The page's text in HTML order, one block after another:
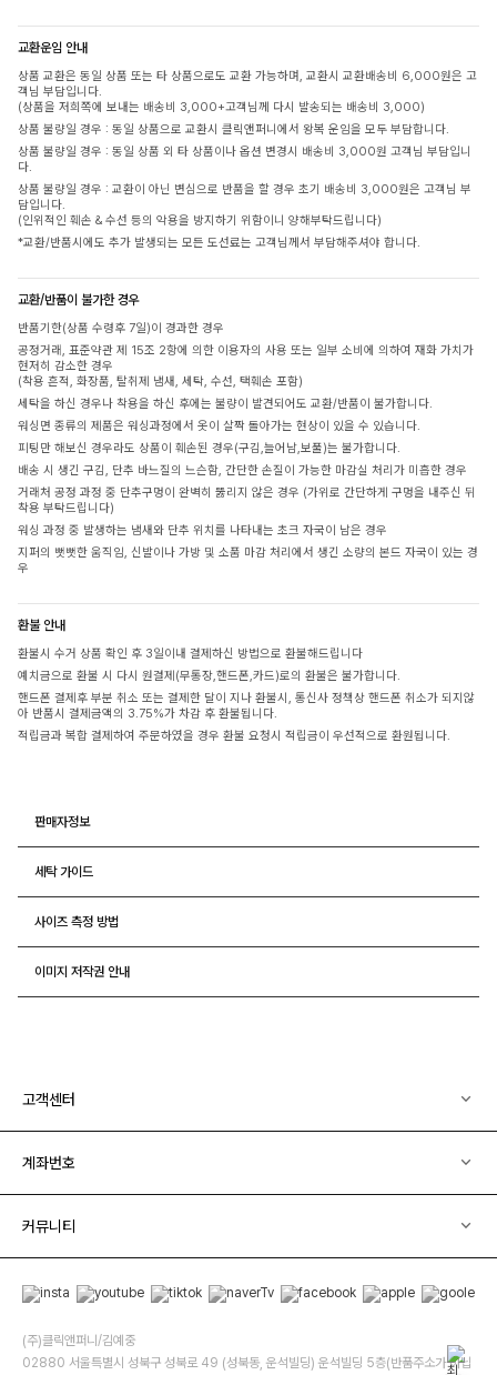
교환운임 안내
상품 교환은 동일 상품 또는 타 상품으로도 교환 가능하며, 교환시 교환배송비 6,000원은 고
객님 부담입니다.
(상품을 저희쪽에 보내는 배송비 3,000+고객님께 다시 발송되는 배송비 3,000)
상품 불량일 경우 : 동일 상품으로 교환시 클릭앤퍼니에서 왕복 운임을 모두 부담합니다.
상품 불량일 경우 : 동일 상품 외 타 상품이나 옵션 변경시 배송비 3,000원 고객님 부담입니
다.
상품 불량일 경우 : 교환이 아닌 변심으로 반품을 할 경우 초기 배송비 3,000원은 고객님 부
담입니다.
(인위적인 훼손 & 수선 등의 악용을 방지하기 위함이니 양해부탁드립니다)
*교환/반품시에도 추가 발생되는 모든 도선료는 고객님께서 부담해주셔야 합니다.
교환/반품이 불가한 경우
반품기한(상품 수령후 7일)이 경과한 경우
공정거래, 표준약관 제 15조 2항에 의한 이용자의 사용 또는 일부 소비에 의하여 재화 가치가
현저히 감소한 경우
(착용 흔적, 화장품, 탈취제 냄새, 세탁, 수선, 택훼손 포함)
세탁을 하신 경우나 착용을 하신 후에는 불량이 발견되어도 교환/반품이 불가합니다.
워싱면 종류의 제품은 워싱과정에서 옷이 살짝 돌아가는 현상이 있을 수 있습니다.
피팅만 해보신 경우라도 상품이 훼손된 경우(구김,늘어남,보풀)는 불가합니다.
배송 시 생긴 구김, 단추 바느질의 느슨함, 간단한 손질이 가능한 마감실 처리가 미흡한 경우
거래처 공정 과정 중 단추구멍이 완벽히 뚫리지 않은 경우 (가위로 간단하게 구멍을 내주신 뒤
착용 부탁드립니다)
워싱 과정 중 발생하는 냄새와 단추 위치를 나타내는 초크 자국이 남은 경우
지퍼의 뻣뻣한 움직임, 신발이나 가방 및 소품 마감 처리에서 생긴 소량의 본드 자국이 있는 경
우
환불 안내
환불시 수거 상품 확인 후 3일이내 결제하신 방법으로 환불해드립니다
예치금으로 환불 시 다시 원결제(무통장,핸드폰,카드)로의 환불은 불가합니다.
핸드폰 결제후 부분 취소 또는 결제한 달이 지나 환불시, 통신사 정책상 핸드폰 취소가 되지않
아 반품시 결제금액의 3.75%가 차감 후 환불됩니다.
적립금과 복합 결제하여 주문하였을 경우 환불 요청시 적립금이 우선적으로 환원됩니다.
판매자정보
세탁 가이드
사이즈 측정 방법
이미지 저작권 안내
고객센터
계좌번호
커뮤니티
(주)클릭앤퍼니/김예중
02880 서울특별시 성북구 성북로 49 (성북동, 운석빌딩) 운석빌딩 5층(반품주소가 아닙